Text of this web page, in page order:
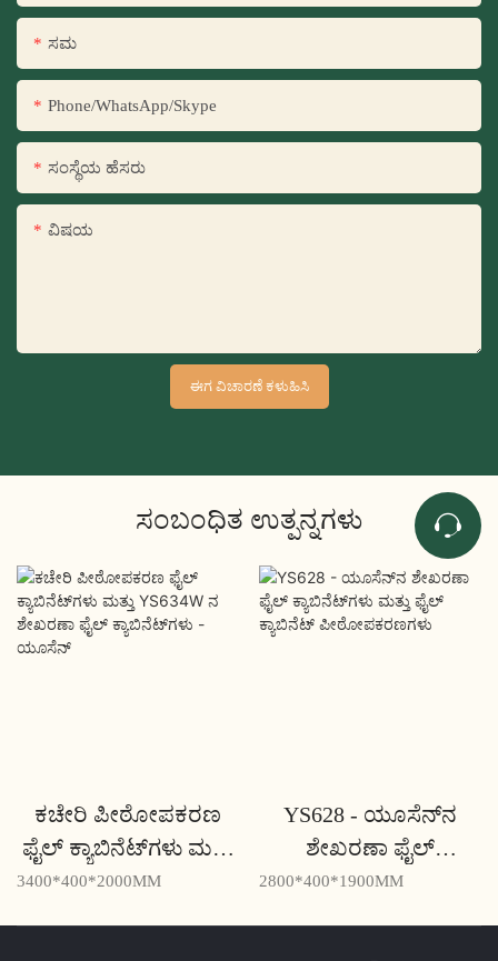
ಸಮ
Phone/WhatsApp/Skype
ಸಂಸ್ಥೆಯ ಹೆಸರು
ವಿಷಯ
ಈಗ ವಿಚಾರಣೆ ಕಳುಹಿಸಿ
ಸಂಬಂಧಿತ ಉತ್ಪನ್ನಗಳು
ಕಚೇರಿ ಪೀಠೋಪಕರಣ
ಫೈಲ್ ಕ್ಯಾಬಿನೆಟ್‌ಗಳು ಮತ್ತು
YS634W ನ ಶೇಖರಣಾ
3400*400*2000MM
YS628 - ಯೂಸೆನ್‌ನ
ಶೇಖರಣಾ ಫೈಲ್
ಕ್ಯಾಬಿನೆಟ್‌ಗಳು ಮತ್ತು ಫೈಲ್
2800*400*1900MM